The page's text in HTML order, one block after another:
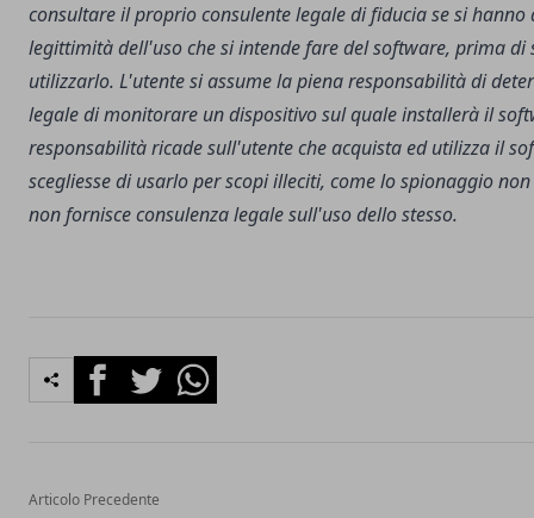
consultare il proprio consulente legale di fiducia se si
legittimità dell'uso che si intende fare del software, prima
utilizzarlo. L'utente si assume la piena responsabilità di
legale di monitorare un dispositivo sul quale installerà il
responsabilità ricade sull'utente che acquista ed utilizza il
scegliesse di usarlo per scopi illeciti, come lo spionaggio
non fornisce consulenza legale sull'uso dello stesso.
FacebookTwitterWhatsapp
Articolo Precedente